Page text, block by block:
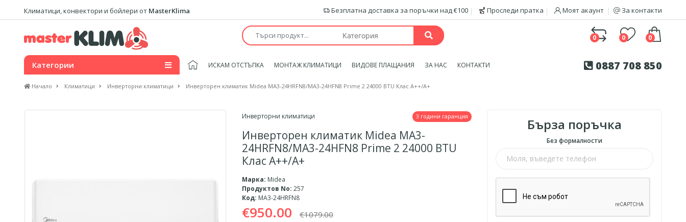
Климатици, конвектори и бойлери от MasterKlima Безплатна доставка за поръчки над €100 Проследи пратка Моят акаунт За контакти
0 0 0
Категории ИСКАМ ОТСТЪПКА МОНТАЖ КЛИМАТИЦИ ВИДОВЕ ПЛАЩАНИЯ ЗА НАС КОНТАКТИ 0887 708 850
Начало Климатици Инверторни климатици Инверторен климатик Midea MA3-24HRFN8/MA3-24HFN8 Prime 2 24000 BTU Клас A++/A+
Инверторни климатици 3 години гаранция
Инверторен климатик Midea MA3-
24HRFN8/MA3-24HFN8 Prime 2 24000 BTU
Клас A++/A+
Марка: Midea
Продуктов No: 257
Код: MA3-24HRFN8
€950.00 €1079.00
Бърза поръчка
Без формалности